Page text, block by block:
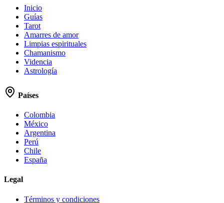
Inicio
Guías
Tarot
Amarres de amor
Limpias espirituales
Chamanismo
Videncia
Astrología
Países
Colombia
México
Argentina
Perú
Chile
España
Legal
Términos y condiciones